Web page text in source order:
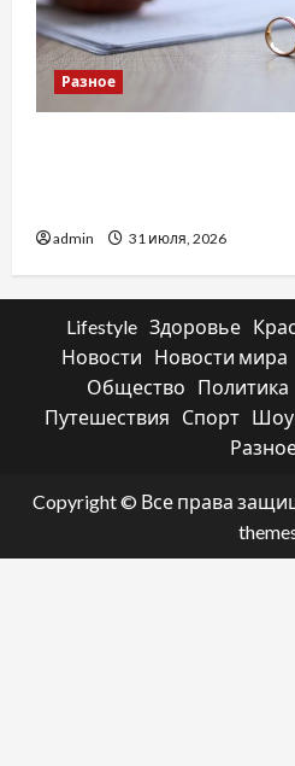
Разное
admin 31 июля, 2026
Lifestyle Здоровье
Новости
Новости мира
Общество
Политика
Путешествия
Спорт
Copyright © Все права